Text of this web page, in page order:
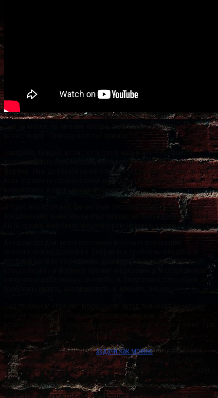
Тем не менее, по мнению автора, в указанном подходе есть и ряд
Наверное, каждый из нас хоть раз в жизни воспользовался
возможностью опубликовать свой вопрос на профессиональном
форуме. Иногда ответа на него можно ждать достаточно долго,
ведь управлять сообществом «невидимых» экспертов просто
невозможно, а сроки могут и поджимать.
Второй недостаток ? финансовая составляющая. Ведь каждое
предложение, вынесенное участниками на обсуждение, должно
быть проанализировано модератором проекта, а время ? деньги.
поставив цели по их решению, можно организовать «точечный
краудсорсинг» в формате тренинг-модерации для сотрудников,
ежедневно работающих «в полях», и, безусловно, способных эти
тренинговых инструментов: модерации, фасилитации,
использование инструментов анализа проблем и ряда других. При
этом суть подхода краудсорсинга не должна искажаться.
Это привлечение к решениюзадачи как можнобольшего числа
интересующихся темой лиц. Только вот управлять процессом
предлагается более интерактивно или попросту очно, глядя друг
другу в глаза.
Качество формата тренинг-модерации напрямую зависит от